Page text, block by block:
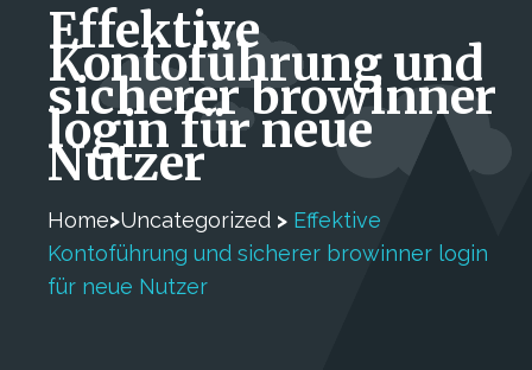
Effektive
Kontoführung und
sicherer browinner
login für neue
Nutzer
Home>Uncategorized > Effektive
Kontoführung und sicherer browinner login
für neue Nutzer